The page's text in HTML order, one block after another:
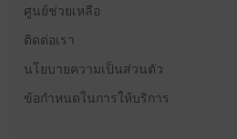
ศูนย์ช่วยเหลือ
ติดต่อเรา
นโยบายความเป็นส่วนตัว
ข้อกำหนดในการให้บริการ